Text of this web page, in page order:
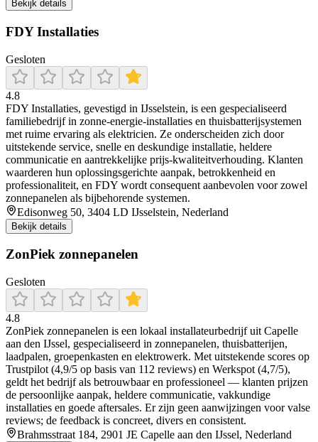
Bekijk details
FDY Installaties
Gesloten
4.8
FDY Installaties, gevestigd in IJsselstein, is een gespecialiseerd
familiebedrijf in zonne-energie-installaties en thuisbatterijsystemen
met ruime ervaring als elektricien. Ze onderscheiden zich door
uitstekende service, snelle en deskundige installatie, heldere
communicatie en aantrekkelijke prijs-kwaliteitverhouding. Klanten
waarderen hun oplossingsgerichte aanpak, betrokkenheid en
professionaliteit, en FDY wordt consequent aanbevolen voor zowel
zonnepanelen als bijbehorende systemen.
Edisonweg 50, 3404 LD IJsselstein, Nederland
Bekijk details
ZonPiek zonnepanelen
Gesloten
4.8
ZonPiek zonnepanelen is een lokaal installateurbedrijf uit Capelle
aan den IJssel, gespecialiseerd in zonnepanelen, thuisbatterijen,
laadpalen, groepenkasten en elektrowerk. Met uitstekende scores op
Trustpilot (4,9/5 op basis van 112 reviews) en Werkspot (4,7/5),
geldt het bedrijf als betrouwbaar en professioneel — klanten prijzen
de persoonlijke aanpak, heldere communicatie, vakkundige
installaties en goede aftersales. Er zijn geen aanwijzingen voor valse
reviews; de feedback is concreet, divers en consistent.
Brahmsstraat 184, 2901 JE Capelle aan den IJssel, Nederland